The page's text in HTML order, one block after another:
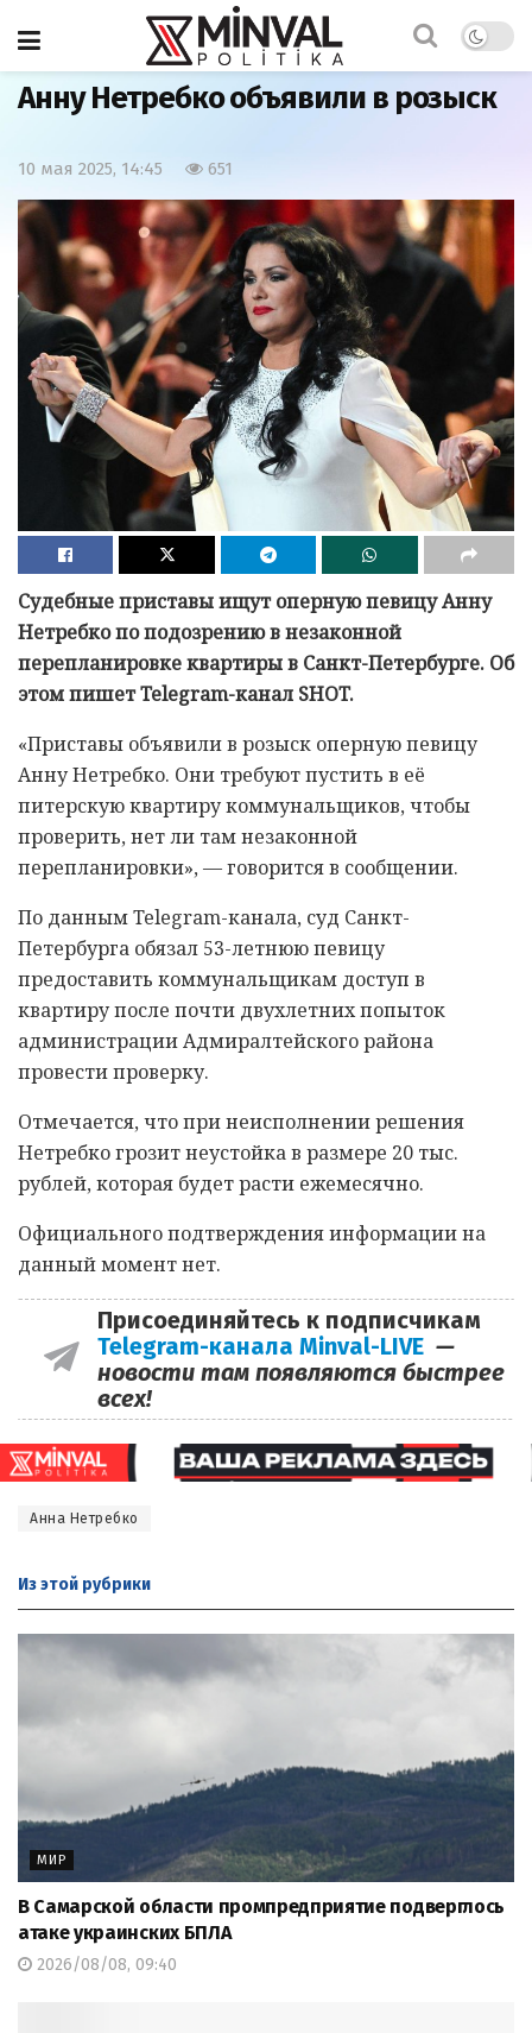
Главная
Анну Нетребко объявили в розыск
10 мая 2025, 14:45 651
Судебные приставы ищут оперную певицу Анну
Нетребко по подозрению в незаконной
перепланировке квартиры в Санкт-Петербурге. Об
этом пишет Telegram-канал SHOT.
«Приставы объявили в розыск оперную певицу
Анну Нетребко. Они требуют пустить в её
питерскую квартиру коммунальщиков, чтобы
проверить, нет ли там незаконной
перепланировки», — говорится в сообщении.
По данным Telegram-канала, суд Санкт-
Петербурга обязал 53-летнюю певицу
предоставить коммунальщикам доступ в
квартиру после почти двухлетних попыток
администрации Адмиралтейского района
провести проверку.
Отмечается, что при неисполнении решения
Нетребко грозит неустойка в размере 20 тыс.
рублей, которая будет расти ежемесячно.
Официального подтверждения информации на
данный момент нет.
Присоединяйтесь к подписчикам
Telegram-канала Minval-LIVE —
новости там появляются быстрее
всех!
Анна Нетребко
Из этой рубрики
МИР
В Самарской области промпредприятие подверглось
атаке украинских БПЛА
2026/08/08, 09:40